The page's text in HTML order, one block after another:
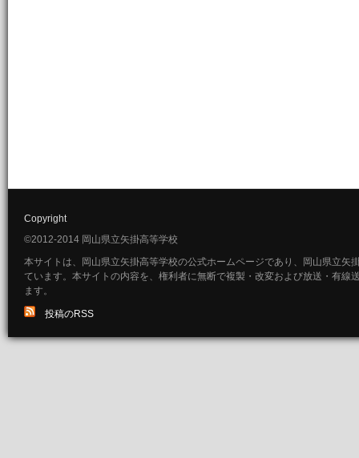
Copyright
©2012-2014 岡山県立矢掛高等学校
本サイトは、岡山県立矢掛高等学校の公式ホームページであり、岡山県立矢
ています。本サイトの内容を、権利者に無断で複製・改変および放送・有線
ます。
投稿のRSS